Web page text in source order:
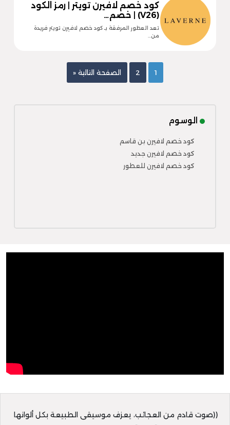
كود خصم لافيرن تويتر | رمز الكود
(V26) | خصم…
تعد العطور المرفقة بـ كود خصم لافيرن تويتر فريدة
من…
1
2 الصفحة التالية «
الوسوم
كود خصم لافيرن بن قاسم
كود خصم لافيرن جديد
كود خصم لافيرن للعطور
((صوت قادم من العجائب، يعزف موسيقى الطبيعة بكل ألوانها